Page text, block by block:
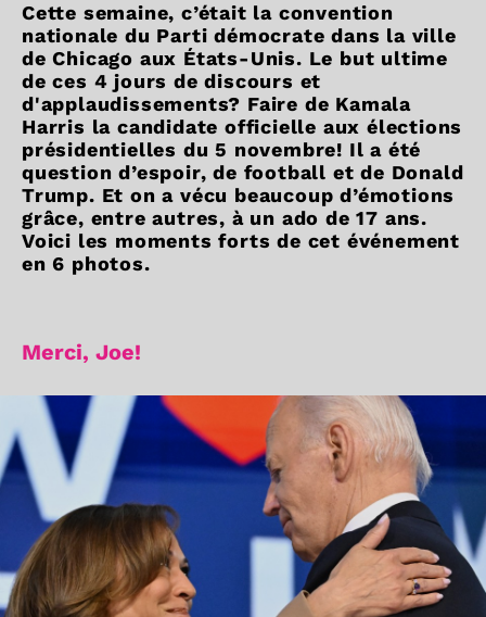
Cette semaine, c’était la convention
nationale du Parti démocrate dans la ville
de Chicago aux États-Unis. Le but ultime
de ces 4 jours de discours et
d'applaudissements? Faire de Kamala
Harris la candidate officielle aux élections
présidentielles du 5 novembre! Il a été
question d’espoir, de football et de Donald
Trump. Et on a vécu beaucoup d’émotions
grâce, entre autres, à un ado de 17 ans.
Voici les moments forts de cet événement
en 6 photos.
Merci, Joe!